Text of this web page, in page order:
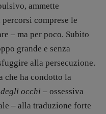
ammette
comprese le
– ma per poco. Subito
grande e senza
alla persecuzione.
che ha condotto la
occhi – ossessiva
– alla traduzione forte